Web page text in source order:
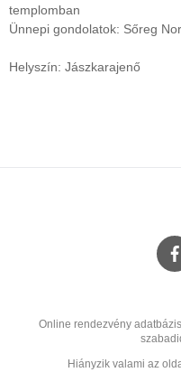
templomban
Ünnepi gondolatok: Sőreg
Helyszín: Jászkarajenő
Online rendezvény
Hiányzik valami az